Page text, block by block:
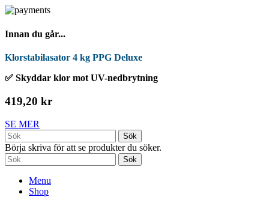
Innan du går...
Klorstabilasator 4 kg PPG Deluxe
✅ Skyddar klor mot UV-nedbrytning
419,20 kr
SE MER
Sök
Börja skriva för att se produkter du söker.
Sök
Menu
Shop